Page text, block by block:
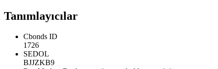
Tanımlayıcılar
Cbonds ID
1726
SEDOL
BJJZKB9